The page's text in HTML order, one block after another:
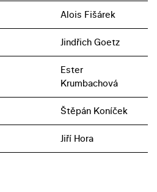
Alois Fišárek
Jindřich Goetz
Ester
Krumbachová
Štěpán Koníček
Jiří Hora